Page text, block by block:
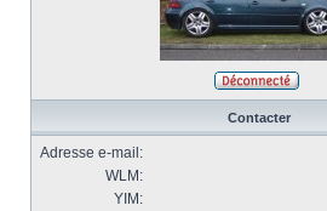
Contacter
Adresse e-mail:
WLM:
YIM: